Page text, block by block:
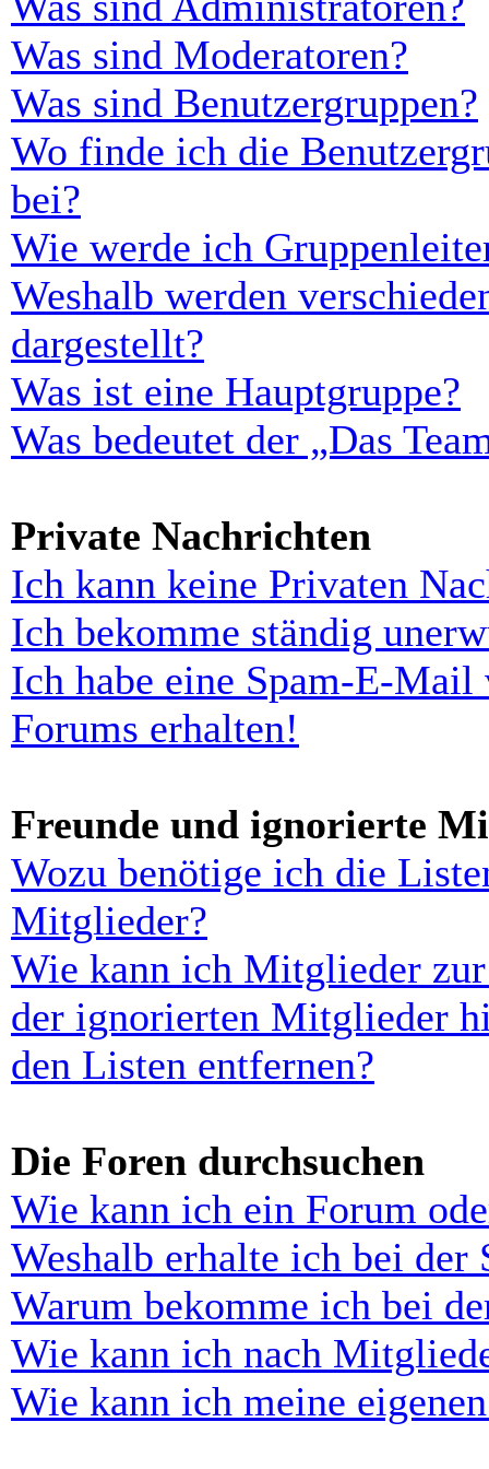
Was sind Moderatoren?
Was sind Benutzergruppen?
Wo finde ich die
bei?
Wie werde ich
Weshalb werden
dargestellt?
Was ist eine Hauptgruppe?
Was bedeutet der „Das
Private Nachrichten
Ich kann keine Privaten
Ich bekomme ständig
Ich habe eine Spam-E-
Forums erhalten!
Freunde und ignorierte
Wozu benötige ich die
Mitglieder?
Wie kann ich Mitglieder
der ignorierten Mitglieder
den Listen entfernen?
Die Foren durchsuchen
Wie kann ich ein Forum
Weshalb erhalte ich bei der
Warum bekomme ich bei
Wie kann ich nach
Wie kann ich meine